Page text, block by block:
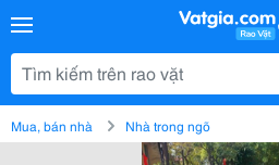
Mua, bán nhà Nhà trong ngõ